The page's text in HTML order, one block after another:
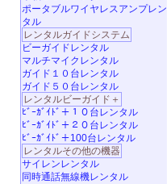
ポータブルワイヤレスアンプレン
タル
レンタルガイドシステム
ビーガイドレンタル
マルチマイクレンタル
ガイド１０台レンタル
ガイド５０台レンタル
レンタルビーガイド＋
ﾋﾞｰｶﾞｲﾄﾞ＋１０台レンタル
ﾋﾞｰｶﾞｲﾄﾞ＋２０台レンタル
ﾋﾞｰｶﾞｲﾄﾞ＋100台レンタル
レンタルその他の機器
サイレンレンタル
同時通話無線機レンタル